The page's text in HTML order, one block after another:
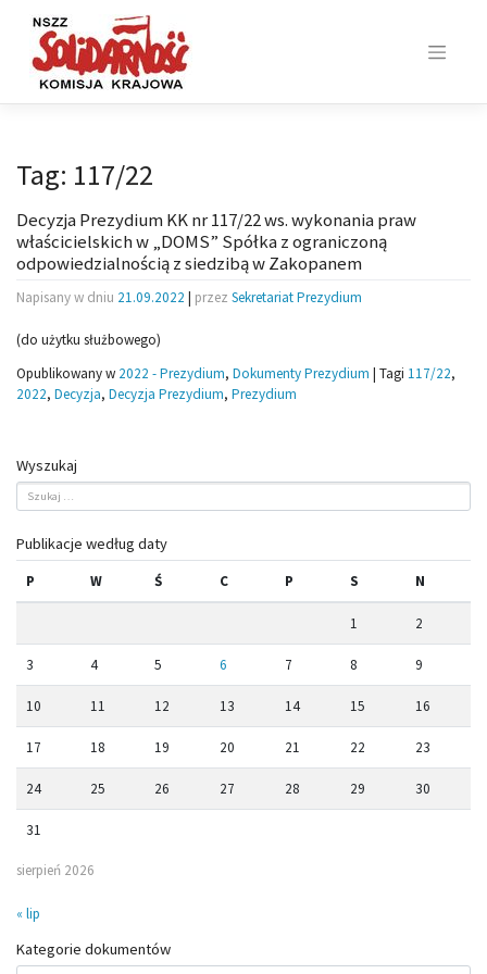
content
Tag: 117/22
Decyzja Prezydium KK nr 117/22 ws. wykonania praw
właścicielskich w „DOMS” Spółka z ograniczoną
odpowiedzialnością z siedzibą w Zakopanem
Napisany w dniu 21.09.2022 | przez Sekretariat Prezydium
(do użytku służbowego)
Opublikowany w 2022 - Prezydium, Dokumenty Prezydium | Tagi 117/22,
2022, Decyzja, Decyzja Prezydium, Prezydium
Wyszukaj
Publikacje według daty
sierpień 2026
P W Ś C P S N
1 2
3 4 5 6 7 8 9
10 11 12 13 14 15 16
17 18 19 20 21 22 23
24 25 26 27 28 29 30
31
« lip
Kategorie dokumentów